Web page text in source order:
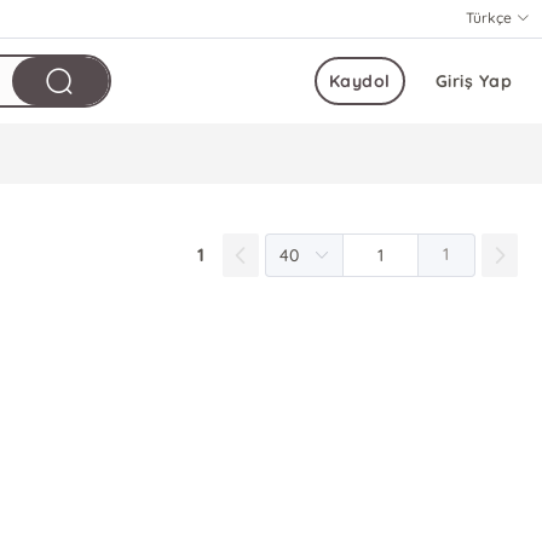
Türkçe
Giriş Yap
Kaydol
1 1